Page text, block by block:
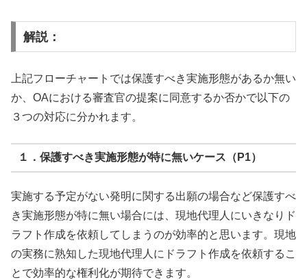
解説：
上記フローチャートでは保護すべき実施形態があるか無い
か、OAにおける審査官の提案に同意するか否かで以下の
３つの対応に分かれます。
１．保護すべき実施形態が特に無いケース（P1）
実施する予定がない発明に関する出願の場合など保護すべ
き実施形態が特に無い場合には、現地代理人にいきなりド
ラフト作成を依頼してしまうのが効率的と思います。現地
の実務に熟知した現地代理人にドラフト作成を依頼するこ
とで効率的な権利化が期待できます。